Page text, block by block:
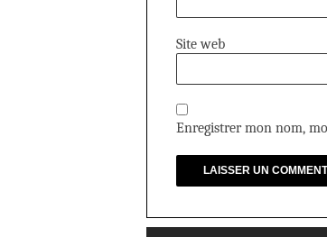
Site web
Enregistrer mon nom,